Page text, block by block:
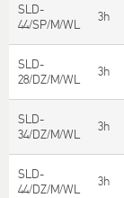
SLD-
44/SP/M/WL
3h
SLD-
28/DZ/M/WL
3h
SLD-
34/DZ/M/WL
3h
SLD-
44/DZ/M/WL
3h